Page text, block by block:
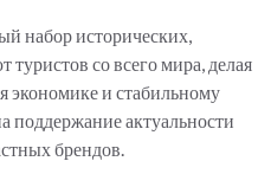
набор исторических,
со всего мира, делая
экономике и стабильному
поддержание актуальности
брендов.